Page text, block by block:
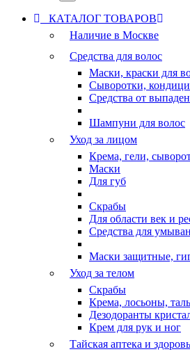
КАТАЛОГ ТОВАРОВ
Наличие в Москве
Средства для волос
Маски, краски для
Сыворотки,
Средства от
Шампуни для волос
Уход за лицом
Крема, гели,
Маски
Для губ
Скрабы
Для области век и
Средства для
Маски защитные,
Уход за телом
Скрабы
Крема, лосьоны,
Дезодоранты
Крем для рук и ног
Тайская аптека и